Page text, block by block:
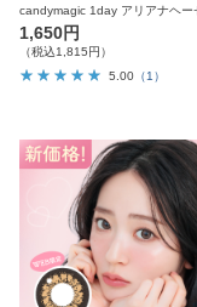
1,650円
（税込1,815円）
5.00 （1）